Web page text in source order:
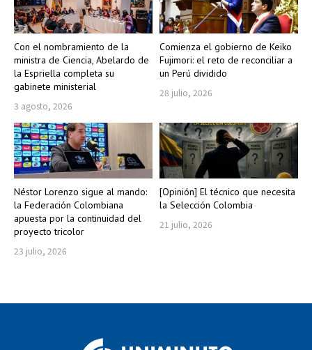
Con el nombramiento de la
ministra de Ciencia, Abelardo de
la Espriella completa su
gabinete ministerial
3 agosto, 2026
Comienza el gobierno de Keiko
Fujimori: el reto de reconciliar a
un Perú dividido
28 julio, 2026
Néstor Lorenzo sigue al mando:
la Federación Colombiana
apuesta por la continuidad del
proyecto tricolor
23 julio, 2026
[Opinión] El técnico que necesita
la Selección Colombia
21 julio, 2026